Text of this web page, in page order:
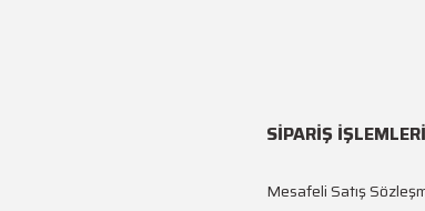
SİPARİŞ İŞLEMLERİ
Mesafeli Satış